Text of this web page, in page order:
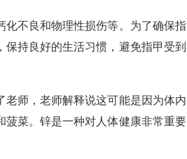
不良和物理性损伤等。为了确保指
持良好的生活习惯，避免指甲受到
师，老师解释说这可能是因为体内
菜。锌是一种对人体健康非常重要